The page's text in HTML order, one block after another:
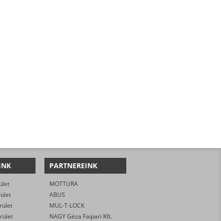
PARTNEREINK
MOTTURA
ABUS
MUL-T-LOCK
NAGY Géza Faipari Kft.